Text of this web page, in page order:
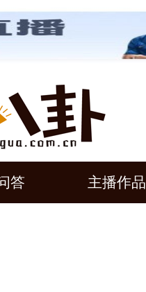
答 主播作品